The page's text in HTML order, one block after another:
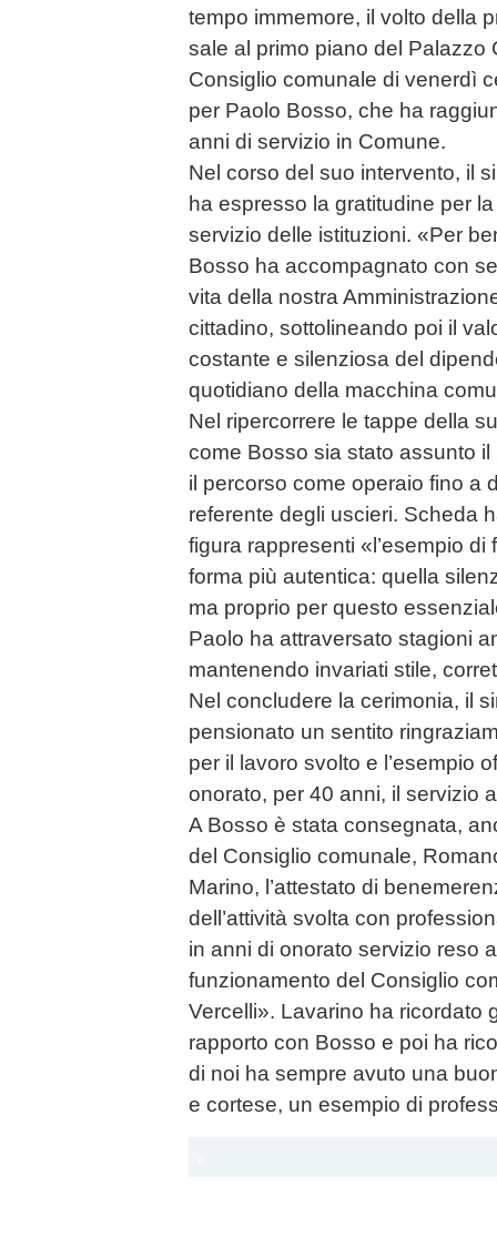
tempo immemore, il volto della
sale al primo piano del Palazzo
Consiglio comunale di venerdì
per Paolo Bosso, che ha
anni di servizio in Comune.
Nel corso del suo intervento, il
ha espresso la gratitudine per
servizio delle istituzioni. «Per
Bosso ha accompagnato con
vita della nostra
cittadino, sottolineando poi il
costante e silenziosa del
quotidiano della macchina
Nel ripercorrere le tappe della
come Bosso sia stato assunto
il percorso come operaio fino a
referente degli uscieri. Scheda
figura rappresenti «l’esempio
forma più autentica: quella
ma proprio per questo
Paolo ha attraversato stagioni
mantenendo invariati stile,
Nel concludere la cerimonia, il
pensionato un sentito
per il lavoro svolto e l’esempio
onorato, per 40 anni, il servizio
A Bosso è stata consegnata,
del Consiglio comunale,
Marino, l’attestato di
dell’attività svolta con
in anni di onorato servizio reso
funzionamento del Consiglio
Vercelli». Lavarino ha ricordato
rapporto con Bosso e poi ha
di noi ha sempre avuto una
e cortese, un esempio di